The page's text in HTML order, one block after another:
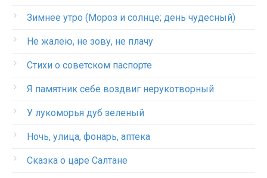
Зимнее утро (Мороз и солнце; день чудесный)
Не жалею, не зову, не плачу
Стихи о советском паспорте
Я памятник себе воздвиг нерукотворный
У лукоморья дуб зеленый
Ночь, улица, фонарь, аптека
Сказка о царе Салтане